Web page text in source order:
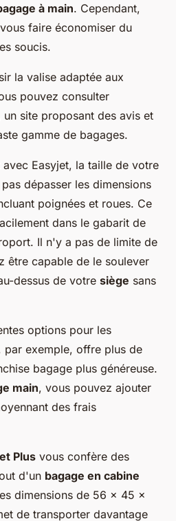
à main. Cependant,
faire économiser du
soucis.
la valise adaptée aux
pouvez consulter
un site proposant des avis et
gamme de bagages.
Easyjet, la taille de votre
dépasser les dimensions
poignées et roues. Ce
dans le gabarit de
Il n'y a pas de limite de
être capable de le soulever
dessus de votre siège sans
options pour les
par exemple, offre plus de
bagage plus généreuse.
main, vous pouvez ajouter
des frais
Plus vous confère des
d'un bagage en cabine
dimensions de 56 x 45 x
de transporter davantage